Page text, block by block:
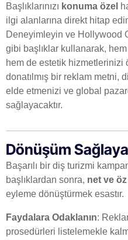
Başlıklarınızı konuma özel
ilgi alanlarına direkt hitap
Deneyimleyin ve Hollywood
gibi başlıklar kullanarak,
hem de estetik hizmetlerinizi
donatılmış bir reklam metni,
elde etmenizi ve global
sağlayacaktır.
Dönüşüm
Başarılı bir diş turizmi
başlıklardan sonra, net ve öz
eyleme dönüştürmek esastır.
Faydalara Odaklanın:
prosedürleri listelemekle